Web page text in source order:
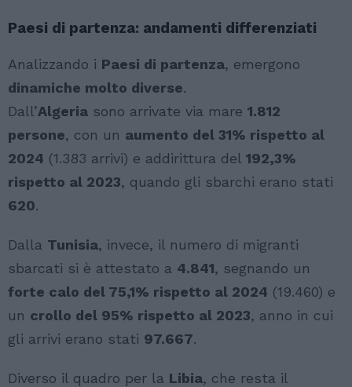
Paesi di partenza: andamenti differenziati
Analizzando i Paesi di partenza, emergono
dinamiche molto diverse.
Dall’Algeria sono arrivate via mare 1.812
persone, con un aumento del 31% rispetto al
2024 (1.383 arrivi) e addirittura del 192,3%
rispetto al 2023, quando gli sbarchi erano stati
620.
Dalla Tunisia, invece, il numero di migranti
sbarcati si è attestato a 4.841, segnando un
forte calo del 75,1% rispetto al 2024 (19.460) e
un crollo del 95% rispetto al 2023, anno in cui
gli arrivi erano stati 97.667.
Diverso il quadro per la Libia, che resta il